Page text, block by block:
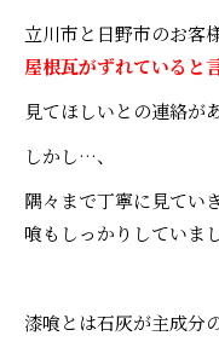
立川市と日野市のお客
屋根瓦がずれていると
見てほしいとの連絡が
しかし…、
隅々まで丁寧に見てい
喰もしっかりしていまし
漆喰とは石灰が主成分